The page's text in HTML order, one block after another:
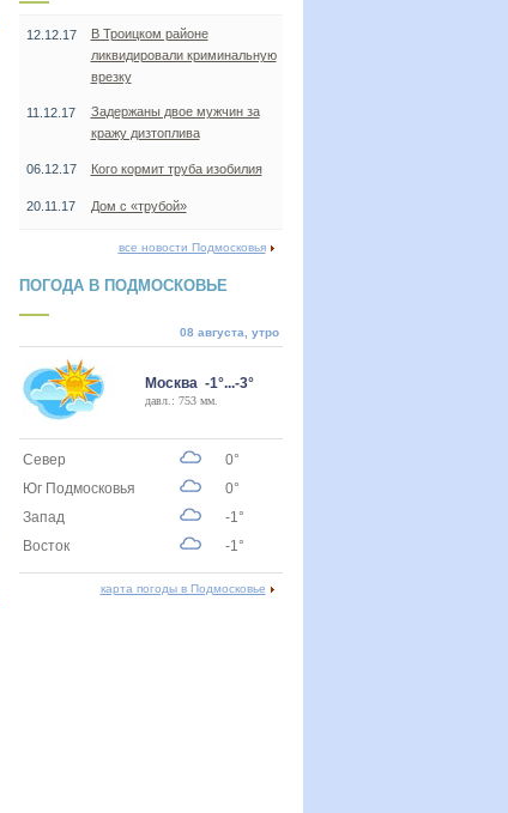
12.12.17
В Троицком районе
ликвидировали криминальную
врезку
11.12.17
Задержаны двое мужчин за
кражу дизтоплива
06.12.17 Кого кормит труба изобилия
20.11.17 Дом с «трубой»
все новости Подмосковья
ПОГОДА В ПОДМОСКОВЬЕ
08 августа, утро
Москва -1°...-3°
давл.: 753 мм.
Север
0°
Юг Подмосковья
0°
Запад
-1°
Восток
-1°
карта погоды в Подмосковье